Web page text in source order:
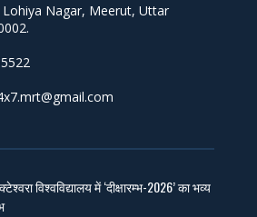
Lohiya Nagar, Meerut, Uttar
विश्वविद्यालय में ‘दीक्षारम्भ-2026’ का भव्य